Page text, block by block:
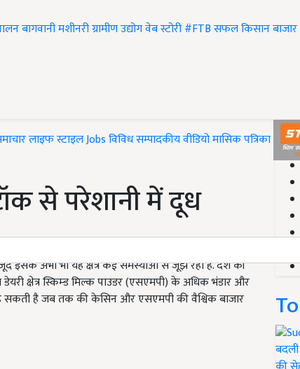
बागवानीमशीनरीग्रामीण उद्योगवेब स्टोरी#FTBसफल किसानबाजार
लाइफ स्टाइलJobsविविधसम्पादकीयवीडियोमासिक पत्रिका
से परेशानी में दूध
इसके अभी भी यह क्षेत्र कई समस्याओं से जूझ रहा है. देश की
क्षेत्र स्किम्ड मिल्क पाउडर (एसएमपी) के अधिक भंडार और
है जब तक की केसिन और एसएमपी की वैश्विक बाजार